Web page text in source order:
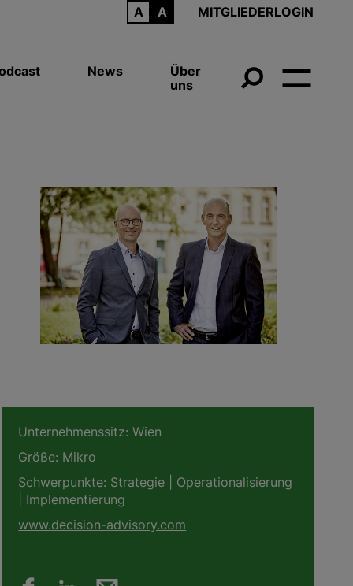
MITGLIEDERLOGIN
News
Über
uns
Unternehmenssitz: Wien
Größe: Mikro
Schwerpunkte: Strategie | Operationalisierung
| Implementierung
www.decision-advisory.com